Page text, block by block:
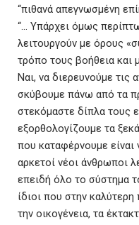
“πιθανά απεγνωσμένη
“… Υπάρχει όμως
λειτουργούν με όρους
τρόπο τους βοήθεια και
Ναι, να διερευνούμε τις
σκύβουμε πάνω από τα
στεκόμαστε δίπλα τους
εξορθολογίζουμε τα
που καταφέρνουμε
αρκετοί νέοι άνθρωποι
επειδή όλο το σύστημα
ίδιοι που στην
την οικογένεια, τα